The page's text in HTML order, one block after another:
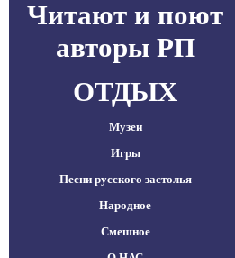
Читают и поют
авторы РП
ОТДЫХ
Музеи
Игры
Песни русского застолья
Народное
Смешное